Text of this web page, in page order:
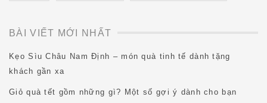
BÀI VIẾT MỚI NHẤT
Kẹo Sìu Châu Nam Định – món quà tinh tế dành tặng
khách gần xa
Giỏ quà tết gồm những gì? Một số gợi ý dành cho bạn